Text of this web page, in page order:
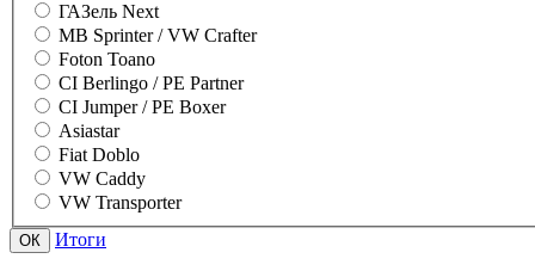
ГАЗель Next
MB Sprinter / VW Crafter
Foton Toano
CI Berlingo / PE Partner
CI Jumper / PE Boxer
Asiastar
Fiat Doblo
VW Caddy
VW Transporter
Итоги